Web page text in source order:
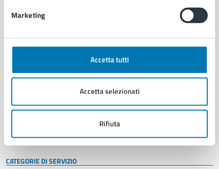
Marketing
Accetta tutti
Accetta selezionati
Rifiuta
AMMINISTRAZIONE
Organi di governo
Enti e fondazioni
Personale amministrativo
Intranet, posta aziendale e protocollo
CATEGORIE DI SERVIZIO